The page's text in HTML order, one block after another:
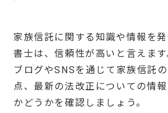
家族信託に関する知識や情報を
書士は、信頼性が高いと言えます
ブログやSNSを通じて家族信託
点、最新の法改正についての情
かどうかを確認しましょう。